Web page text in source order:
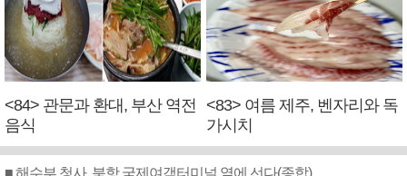
<84> 관문과 환대, 부산 역전
음식
<83> 여름 제주, 벤자리와 독
가시치